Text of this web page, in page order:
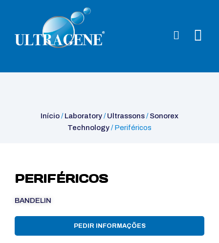
Início/Laboratory/Ultrassons/Sonorex
Technology/ Periféricos
PERIFÉRICOS
BANDELIN
PEDIR INFORMAÇÕES